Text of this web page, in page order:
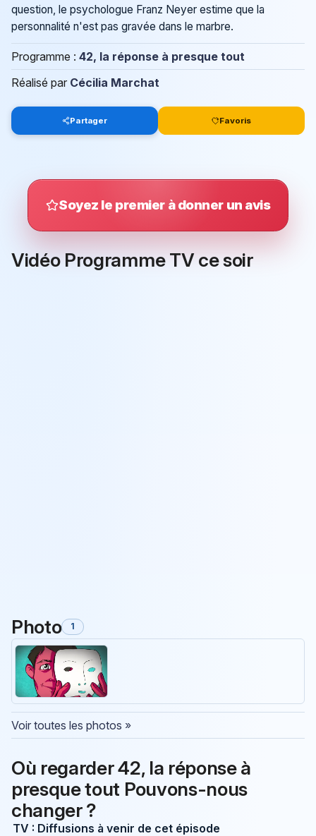
question, le psychologue Franz Neyer estime que la
personnalité n'est pas gravée dans le marbre.
Programme : 42, la réponse à presque tout
Réalisé par Cécilia Marchat
Partager Favoris
Soyez le premier à donner un avis
Vidéo Programme TV ce soir
Photo 1
Voir toutes les photos »
Où regarder 42, la réponse à
presque tout Pouvons-nous
changer ?
TV : Diffusions à venir de cet épisode